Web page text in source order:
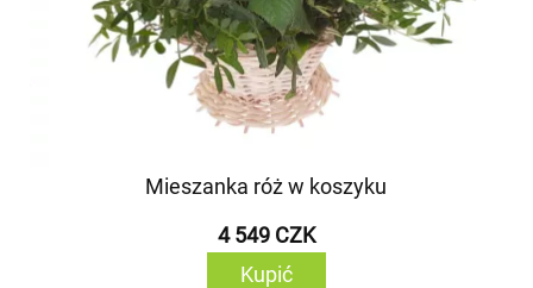
Mieszanka róż w koszyku
4 549 CZK
Kupić